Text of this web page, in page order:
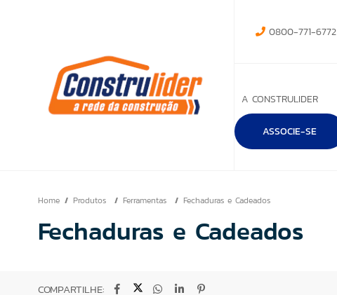
0800-771-6772
A CONSTRULIDER
ASSOCIE-SE
Home Produtos Ferramentas Fechaduras e Cadeados
Fechaduras e Cadeados
COMPARTILHE: